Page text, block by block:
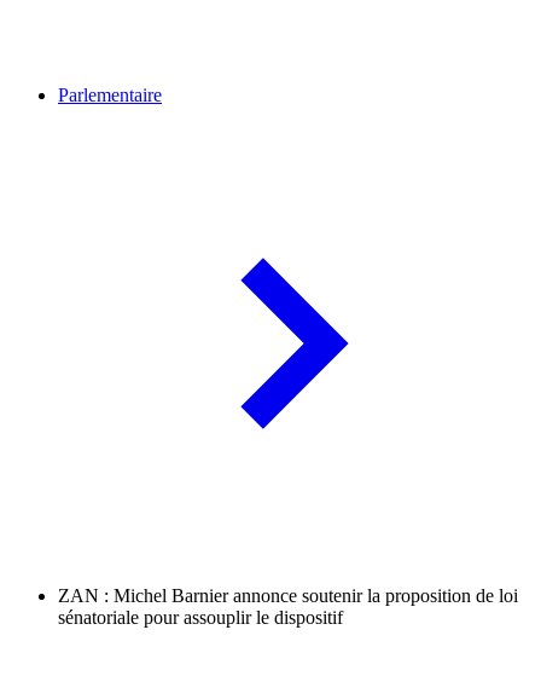
Parlementaire
ZAN : Michel Barnier annonce soutenir la proposition de loi
sénatoriale pour assouplir le dispositif